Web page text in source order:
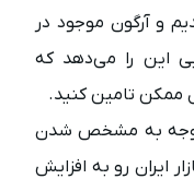
و آرگون موجود در
این را می‌دهد که
ممکن تامین کنید.
به مشخص شدن
ایران رو به افزایش